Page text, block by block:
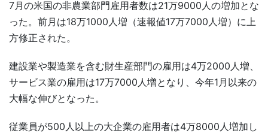
7月の米国の非農業部門雇用者数は21万9000人の増加とな
った。前月は18万1000人増（速報値17万7000人増）に上
方修正された。
建設業や製造業を含む財生産部門の雇用は4万2000人増、
サービス業の雇用は17万7000人増となり、今年1月以来の
大幅な伸びとなった。
従業員が500人以上の大企業の雇用者は4万8000人増加し